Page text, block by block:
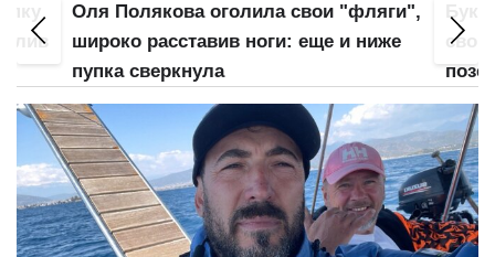
Оля Полякова оголила свои "фляги",
широко расставив ноги: еще и ниже
пупка сверкнула